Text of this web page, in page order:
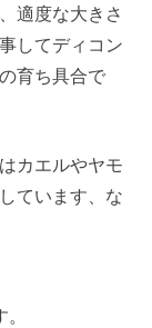
適度な大きさ
してディコン
育ち具合で
カエルやヤモ
ています、な